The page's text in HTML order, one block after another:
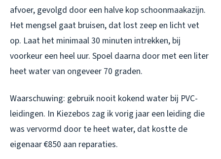
afvoer, gevolgd door een halve kop schoonmaakazijn.
Het mengsel gaat bruisen, dat lost zeep en licht vet
op. Laat het minimaal 30 minuten intrekken, bij
voorkeur een heel uur. Spoel daarna door met een liter
heet water van ongeveer 70 graden.
Waarschuwing: gebruik nooit kokend water bij PVC-
leidingen. In Kiezebos zag ik vorig jaar een leiding die
was vervormd door te heet water, dat kostte de
eigenaar €850 aan reparaties.